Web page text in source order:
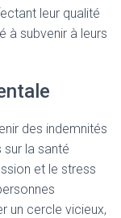
leur qualité
à subvenir à leurs
des indemnités
la santé
et le stress
un cercle vicieux,